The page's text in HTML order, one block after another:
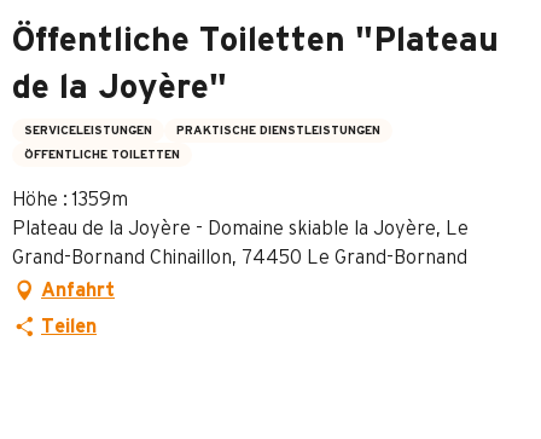
Öffentliche Toiletten "Plateau
de la Joyère"
SERVICELEISTUNGEN
PRAKTISCHE DIENSTLEISTUNGEN
ÖFFENTLICHE TOILETTEN
Höhe : 1359m
Plateau de la Joyère - Domaine skiable la Joyère, Le
Grand-Bornand Chinaillon, 74450 Le Grand-Bornand
Anfahrt
Teilen